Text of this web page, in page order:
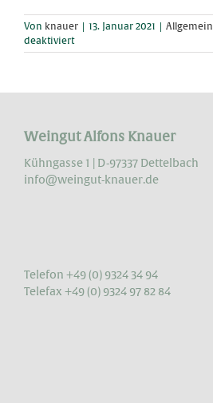
Von knauer 13. Januar 2021 Allgemein
deaktiviertfür
Rebschnitt
Weingut Alfons Knauer
Kühngasse 1 | D-97337 Dettelbach
info@weingut-knauer.de
Telefon +49 (0) 9324 34 94
Telefax +49 (0) 9324 97 82 84